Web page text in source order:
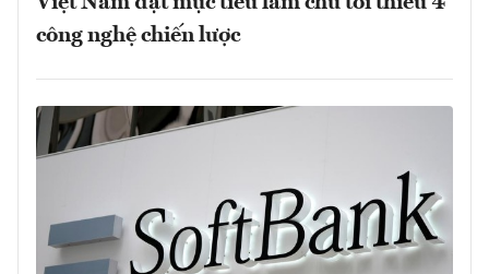
công nghệ chiến lược